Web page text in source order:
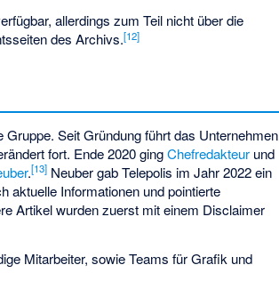
allerdings zum Teil nicht über die
des Archivs.[12]
Seit Gründung führt das Unternehmen
fort. Ende 2020 gingChefredakteur und
.[13] Neuber gab Telepolis im Jahr 2022 ein
aktuelle Informationen und pointierte
Artikel wurden zuerst mit einem Disclaimer
Mitarbeiter, sowie Teams für Grafik und